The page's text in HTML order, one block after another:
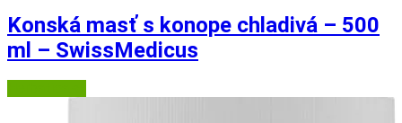
Konská masť s konope chladivá – 500
ml – SwissMedicus